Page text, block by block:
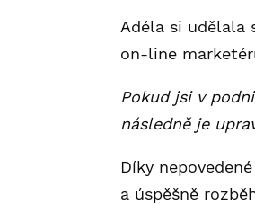
Adéla si udělala
on-line
Pokud jsi v
následně je
Díky
a úspěšně